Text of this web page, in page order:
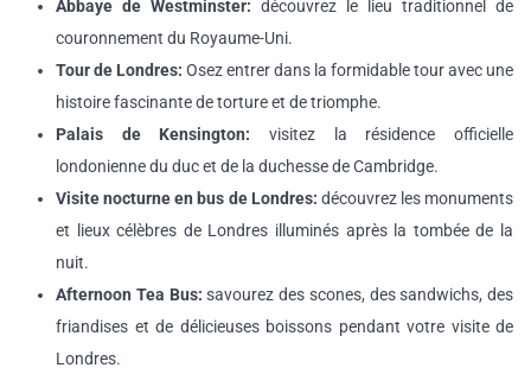
Abbaye de Westminster: découvrez le lieu traditionnel de
couronnement du Royaume-Uni.
Tour de Londres: Osez entrer dans la formidable tour avec une
histoire fascinante de torture et de triomphe.
Palais de Kensington: visitez la résidence officielle
londonienne du duc et de la duchesse de Cambridge.
Visite nocturne en bus de Londres: découvrez les monuments
et lieux célèbres de Londres illuminés après la tombée de la
nuit.
Afternoon Tea Bus: savourez des scones, des sandwichs, des
friandises et de délicieuses boissons pendant votre visite de
Londres.